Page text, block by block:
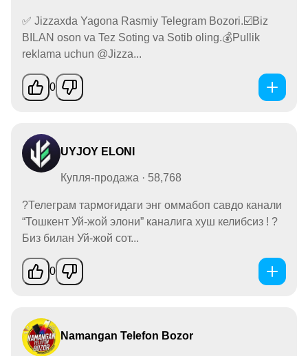
✅ Jizzaxda Yagona Rasmiy Telegram Bozori.☑️Biz
BILAN oson va Tez Soting va Sotib oling.💰Pullik
reklama uchun @Jizza...
0
UYJOY ELONI
Купля-продажа · 58,768
?Телеграм тармоғидаги энг оммабоп савдо канали
“Тошкент Уй-жой элони” каналига хуш келибсиз ! ?
Биз билан Уй-жой сот...
0
Namangan Telefon Bozor